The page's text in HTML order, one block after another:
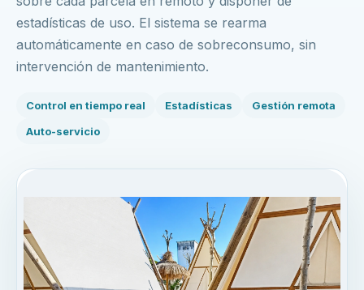
estadísticas de uso. El sistema se rearma
automáticamente en caso de sobreconsumo, sin
intervención de mantenimiento.
Control en tiempo real Estadísticas
Gestión remota
Auto-servicio